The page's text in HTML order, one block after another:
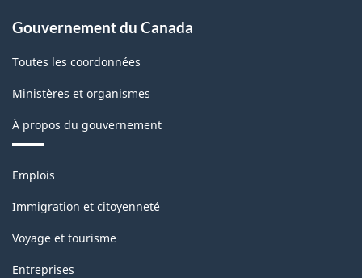
Gouvernement du Canada
Toutes les coordonnées
Ministères et organismes
À propos du gouvernement
Thèmes
sujets
Emplois
Immigration et citoyenneté
Voyage et tourisme
Entreprises